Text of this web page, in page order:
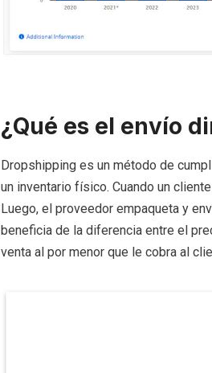
¿Qué es el envío
Dropshipping es un método de
un inventario físico. Cuando un
Luego, el proveedor empaqueta y
beneficia de la diferencia entre el
venta al por menor que le cobra al